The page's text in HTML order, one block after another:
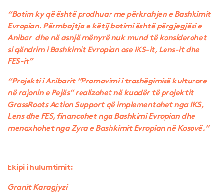
“Botim ky që është prodhuar me përkrahjen e Bashkimit
Evropian. Përmbajtja e këtij botimi është përgjegjësi e
Anibar dhe në asnjë mënyrë nuk mund të konsiderohet
si qëndrim i Bashkimit Evropian ose IKS-it, Lens-it dhe
FES-it”
“Projekti i Anibarit “Promovimi i trashëgimisë kulturore
në rajonin e Pejës” realizohet në kuadër të projektit
GrassRoots Action Support që implementohet nga IKS,
Lens dhe FES, financohet nga Bashkimi Evropian dhe
menaxhohet nga Zyra e Bashkimit Evropian në Kosovë.”
Ekipi i hulumtimit:
Granit Karagjyzi